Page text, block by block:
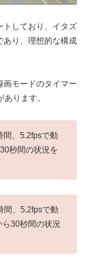
トしており、イタズ
あり、理想的な構成
画モードのタイマー
ります。
、5.2fpsで動
秒間の状況を
間、5.2fpsで動
30秒間の状況